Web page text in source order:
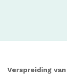
Verspreiding